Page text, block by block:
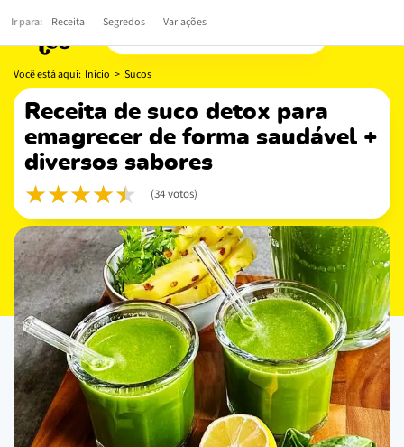
Você está aqui: Início > Sucos
receita de suco detox para
emagrecer de forma saudável +
diversos sabores
(34 votos)
Ir para: Receita Segredos Variações